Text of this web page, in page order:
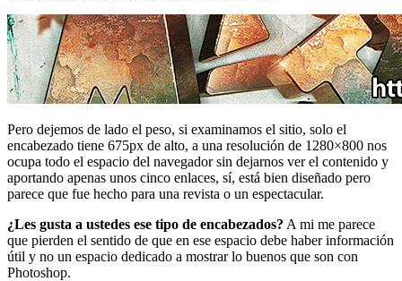
Pero dejemos de lado el peso, si examinamos el sitio, solo el
encabezado tiene 675px de alto, a una resolución de 1280×800 nos
ocupa todo el espacio del navegador sin dejarnos ver el contenido y
aportando apenas unos cinco enlaces, sí, está bien diseñado pero
parece que fue hecho para una revista o un espectacular.
¿Les gusta a ustedes ese tipo de encabezados? A mi me parece
que pierden el sentido de que en ese espacio debe haber información
útil y no un espacio dedicado a mostrar lo buenos que son con
Photoshop.